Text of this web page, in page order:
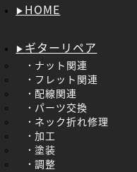
HOME
ギターリペア
ナット関連
フレット関連
配線関連
パーツ交換
ネック折れ修理
加工
塗装
調整